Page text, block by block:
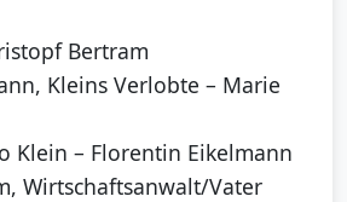
Bertram
Kleins Verlobte – Marie
Klein – Florentin Eikelmann
Wirtschaftsanwalt/Vater